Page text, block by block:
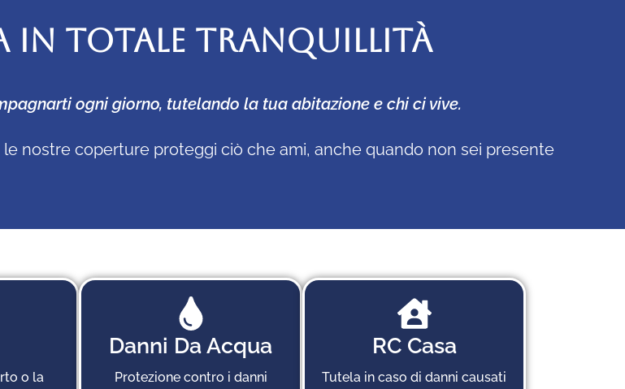
IN TOTALE TRANQUILLITÀ
ogni giorno, tutelando la tua abitazione e chi ci vive.
nostre coperture proteggi ciò che ami, anche quando non sei presente
o la
Danni Da Acqua
Protezione contro i danni
RC Casa
Tutela in caso di danni causati